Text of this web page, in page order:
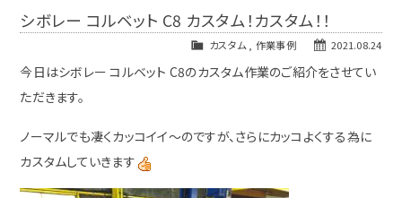
シボレー コルベット C8 カスタム！カスタム！！
2021.08.24
カスタム 作業事例
今日はシボレー コルベット C8のカスタム作業のご紹介をさせてい
ただきます。
ノーマルでも凄くカッコイイ～のですが、さらにカッコよくする為に
カスタムしていきます